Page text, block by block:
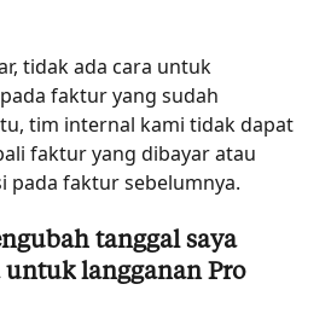
tidak ada cara untuk
faktur yang sudah
tim internal kami tidak dapat
faktur yang dibayar atau
pada faktur sebelumnya.
tanggal saya
langganan Pro